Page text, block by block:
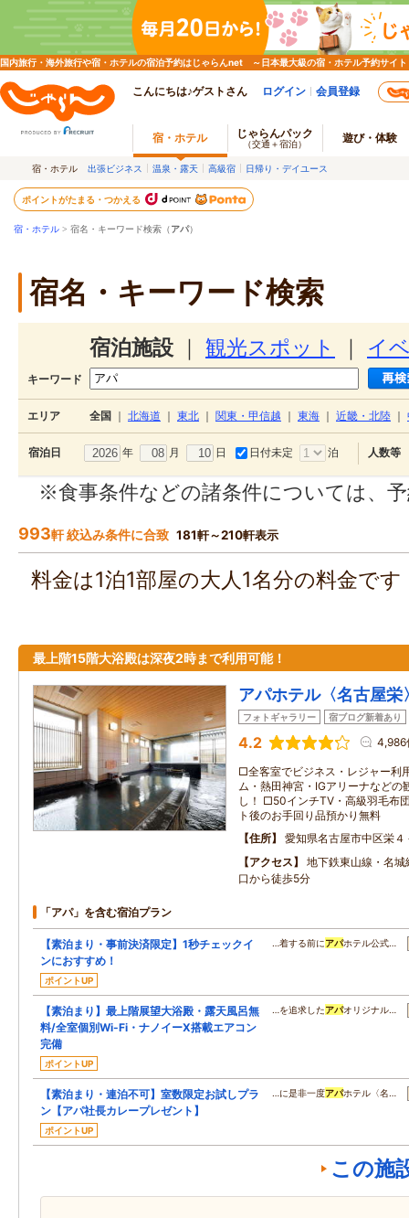
国内旅行・海外旅行や宿・ホテルの宿泊予約はじゃらんnet ～日本最大級の宿・ホテル予約サイト
こんにちは♪ゲストさん ログイン 会員登録
宿・ホテル じゃらんパック
（交通＋宿泊） 遊び・体験
宿・ホテル 出張ビジネス 温泉・露天 高級宿 日帰り・デイユース
ポイントがたまる・つかえる
宿・ホテル > 宿名・キーワード検索（アパ）
宿名・キーワード検索
宿泊施設 観光スポット イ
キーワード
エリア 全国 北海道 東北 関東・甲信越 東海 近畿・北陸
宿泊日 年 月 日 日付未定 泊 人数等
※食事条件などの諸条件については、
993軒 絞込み条件に合致 181軒～210軒表示
料金は1泊1部屋の大人1名分の料金で
最上階15階大浴殿は深夜2時まで利用可能！
アパホテル〈名古屋栄
フォトギャラリー 宿ブログ新着あり
4.2 4,986
□全客室でビジネス・レジャー利
ム・熱田神宮・IGアリーナなどの
し！ □50インチTV・高級羽毛布
ト後のお手回り品預かり無料
住所
愛知県名古屋市中区栄４
アクセス
地下鉄東山線・名
口から徒歩5分
「アパ」を含む宿泊プラン
【素泊まり・事前決済限定】1秒チェックイ
ンにおすすめ！
ポイントUP
…着する前にアパホテル公式…
【素泊まり】最上階展望大浴殿・露天風呂無
料/全室個別Wi-Fi・ナノイーX搭載エアコン
完備
ポイントUP
…を追求したアパオリジナル…
【素泊まり・連泊不可】室数限定お試しプラ
ン【アパ社長カレープレゼント】
ポイントUP
…に是非一度アパホテル〈名…
この施